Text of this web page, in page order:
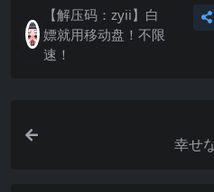
【解压码：zyii】白
嫖就用移动盘！不限
速！
幸せ